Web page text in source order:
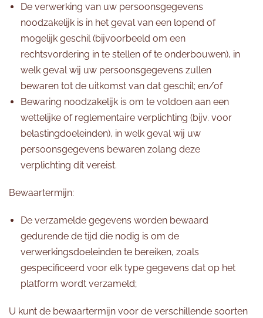
De verwerking van uw persoonsgegevens
noodzakelijk is in het geval van een lopend of
mogelijk geschil (bijvoorbeeld om een
rechtsvordering in te stellen of te onderbouwen), in
welk geval wij uw persoonsgegevens zullen
bewaren tot de uitkomst van dat geschil; en/of
Bewaring noodzakelijk is om te voldoen aan een
wettelijke of reglementaire verplichting (bijv. voor
belastingdoeleinden), in welk geval wij uw
persoonsgegevens bewaren zolang deze
verplichting dit vereist.
Bewaartermijn:
De verzamelde gegevens worden bewaard
gedurende de tijd die nodig is om de
verwerkingsdoeleinden te bereiken, zoals
gespecificeerd voor elk type gegevens dat op het
platform wordt verzameld;
U kunt de bewaartermijn voor de verschillende soorten